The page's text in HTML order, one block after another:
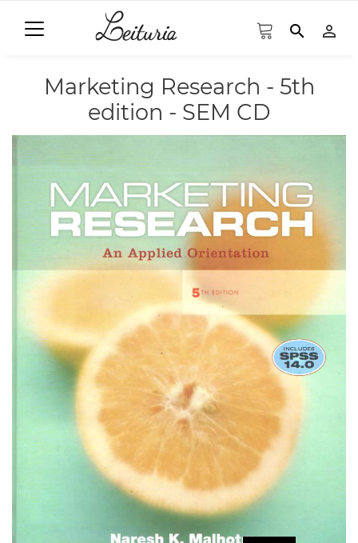
search person_outline
Marketing Research - 5th
edition - SEM CD